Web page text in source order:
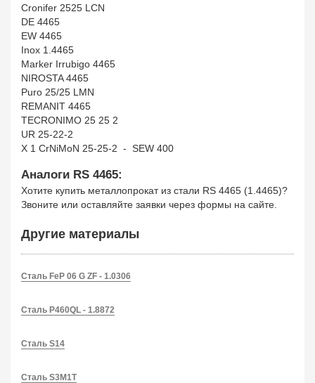
Cronifer 2525 LCN
DE 4465
EW 4465
Inox 1.4465
Marker Irrubigo 4465
NIROSTA 4465
Puro 25/25 LMN
REMANIT 4465
TECRONIMO 25 25 2
UR 25-22-2
X 1 CrNiMoN 25-25-2 - SEW 400
Аналоги RS 4465:
Хотите купить металлопрокат из стали RS 4465 (1.4465)?
Звоните или оставляйте заявки через формы на сайте.
Другие материалы
Сталь FeP 06 G ZF - 1.0306
Сталь P460QL - 1.8872
Сталь S14
Сталь S3M1T